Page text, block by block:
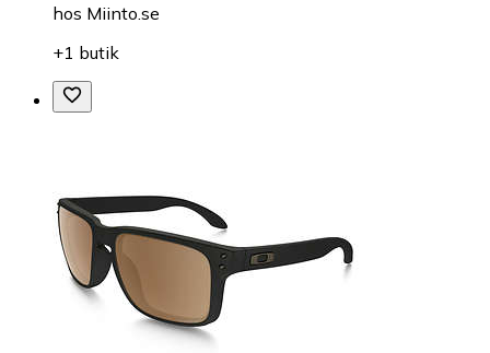
hos Miinto.se
+1 butik